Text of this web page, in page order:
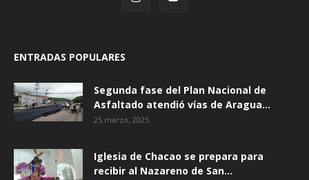
ENTRADAS POPULARES
Segunda fase del Plan Nacional de
Asfaltado atendió vías de Aragua...
25 marzo, 2025
Iglesia de Chacao se prepara para
recibir al Nazareno de San...